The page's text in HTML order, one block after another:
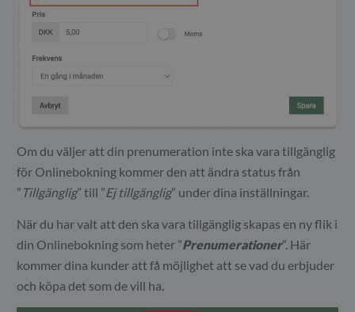
Om du väljer att din prenumeration inte ska vara tillgänglig
för Onlinebokning kommer den att ändra status från
” Tillgänglig” till ”Ej tillgänglig” under dina inställningar.
När du har valt att den ska vara tillgänglig skapas en ny flik i
din Onlinebokning som heter ”Prenumerationer”. Här
kommer dina kunder att få möjlighet att se vad du erbjuder
och köpa det som de vill ha.